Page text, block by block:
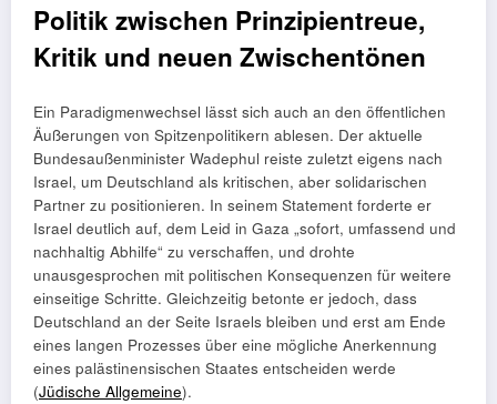
Politik zwischen Prinzipientreue,
Kritik und neuen Zwischentönen
Ein Paradigmenwechsel lässt sich auch an den öffentlichen
Äußerungen von Spitzenpolitikern ablesen. Der aktuelle
Bundesaußenminister Wadephul reiste zuletzt eigens nach
Israel, um Deutschland als kritischen, aber solidarischen
Partner zu positionieren. In seinem Statement forderte er
Israel deutlich auf, dem Leid in Gaza „sofort, umfassend und
nachhaltig Abhilfe“ zu verschaffen, und drohte
unausgesprochen mit politischen Konsequenzen für weitere
einseitige Schritte. Gleichzeitig betonte er jedoch, dass
Deutschland an der Seite Israels bleiben und erst am Ende
eines langen Prozesses über eine mögliche Anerkennung
eines palästinensischen Staates entscheiden werde
(Jüdische Allgemeine).